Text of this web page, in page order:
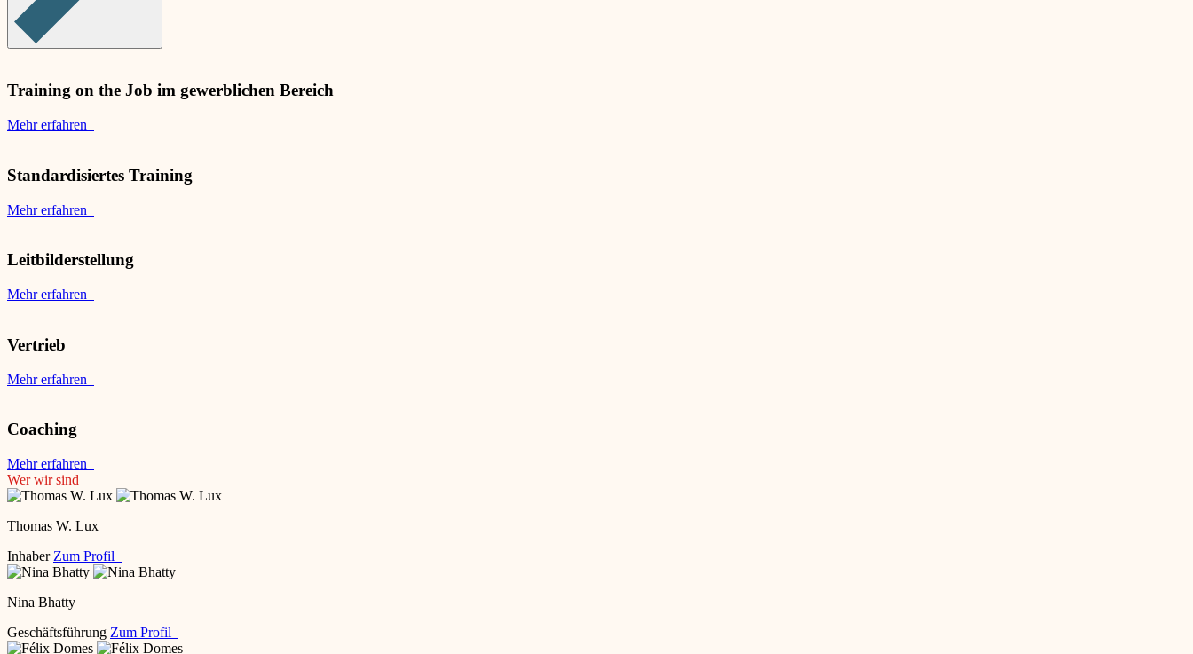
Training on the Job im gewerblichen Bereich
Mehr erfahren
Standardisiertes Training
Mehr erfahren
Leitbilderstellung
Mehr erfahren
Vertrieb
Mehr erfahren
Coaching
Mehr erfahren
Wer wir sind
Thomas W. Lux
Inhaber Zum Profil
Nina Bhatty
Geschäftsführung Zum Profil